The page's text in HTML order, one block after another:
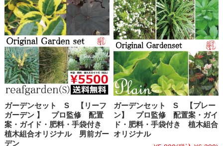
ガーデンセット S 【リーフ
ガーデン 】 プロ監修 配置
案・ガイド・肥料・手袋付き
植木組合オリジナル 男前ガー
デン
ガーデンセット S 【プレー
ン】 プロ監修 配置案・ガイ
ド・肥料・手袋付き 植木組合
オリジナル